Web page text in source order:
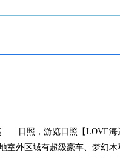
日照，游览日照【LOVE海
室外区域有超级豪车、梦幻